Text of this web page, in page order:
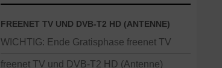
FREENET TV UND DVB-T2 HD (ANTENNE)
WICHTIG: Ende Gratisphase freenet TV
freenet TV und DVB-T2 HD (Antenne)